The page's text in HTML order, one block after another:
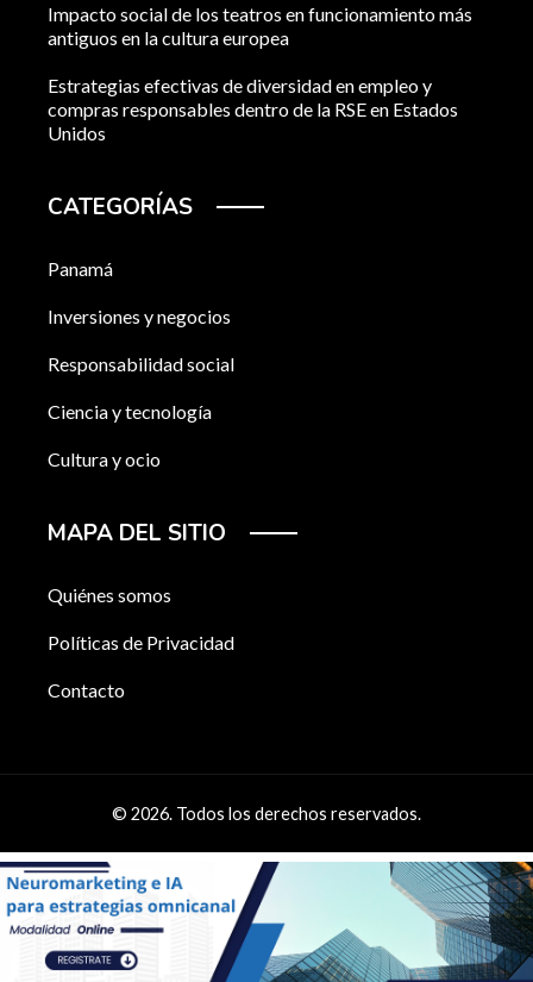
Impacto social de los teatros en funcionamiento más
antiguos en la cultura europea
Estrategias efectivas de diversidad en empleo y
compras responsables dentro de la RSE en Estados
Unidos
CATEGORÍAS
Panamá
Inversiones y negocios
Responsabilidad social
Ciencia y tecnología
Cultura y ocio
MAPA DEL SITIO
Quiénes somos
Políticas de Privacidad
Contacto
© 2026. Todos los derechos reservados.